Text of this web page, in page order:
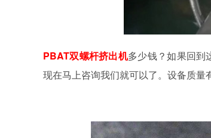
PBAT双螺杆挤出机多少钱？如果回到
现在马上咨询我们就可以了。设备质量